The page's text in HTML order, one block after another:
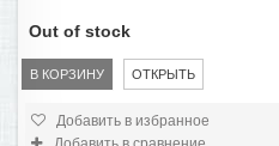
В КОРЗИНУ ОТКРЫТЬ
Out of stock
Добавить в избранное